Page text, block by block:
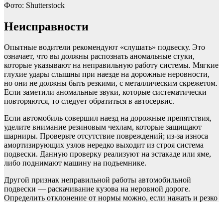
Фото: Shutterstock
Неисправности
Опытные водители рекомендуют «слушать» подвеску. Это
означает, что вы должны распознать аномальные стуки,
которые указывают на неправильную работу системы. Мягкие
глухие удары слышны при наезде на дорожные неровности,
но они не должны быть резкими, с металлическим скрежетом.
Если заметили аномальные звуки, которые систематически
повторяются, то следует обратиться в автосервис.
Если автомобиль совершил наезд на дорожные препятствия,
уделите внимание резиновым чехлам, которые защищают
шарниры. Проверьте отсутствие повреждений; из-за износа
амортизирующих узлов нередко выходит из строя система
подвески. Данную проверку реализуют на эстакаде или яме,
либо поднимают машину на подъемнике.
Другой признак неправильной работы автомобильной
подвески — раскачивание кузова на неровной дороге.
Определить отклонение от нормы можно, если нажать и резко